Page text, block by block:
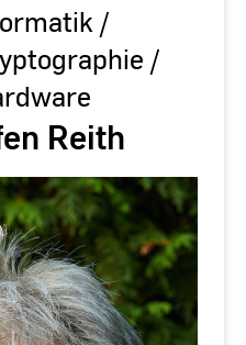
/
/
Reith